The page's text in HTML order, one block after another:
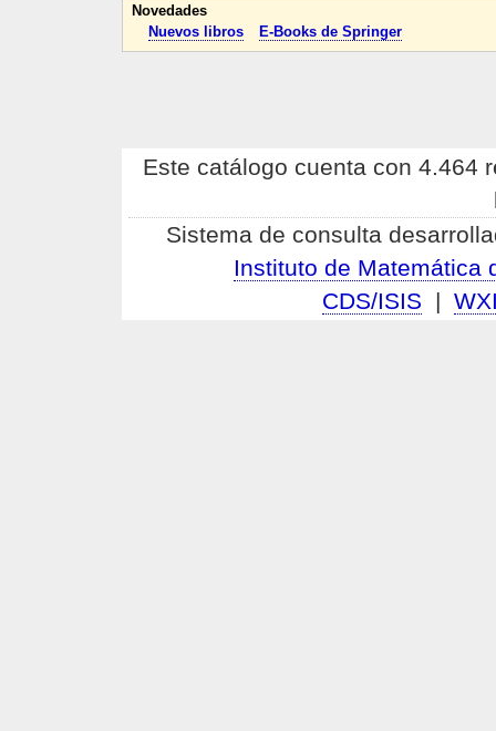
Novedades
Nuevos libros
E-Books de Springer
Este catálogo cuenta con 4.464
Sistema de consulta
Instituto de Matemática
CDS/ISIS |